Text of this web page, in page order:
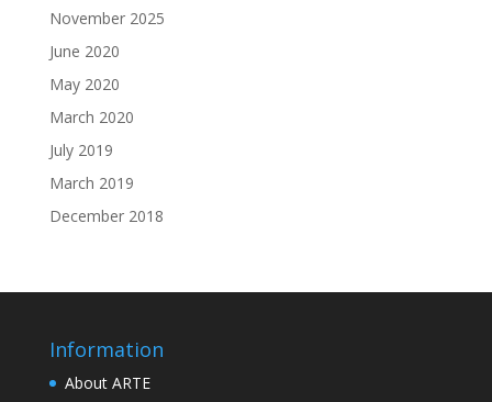
November 2025
June 2020
May 2020
March 2020
July 2019
March 2019
December 2018
Information
About ARTE